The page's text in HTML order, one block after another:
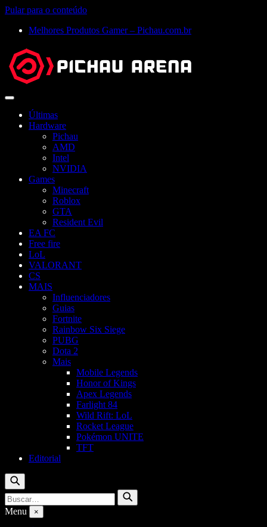
Pular para o conteúdo
Melhores Produtos Gamer – Pichau.com.br
Abrir
Últimas
Hardware
Pichau
AMD
Intel
NVIDIA
Games
Minecraft
Roblox
GTA
Resident Evil
EA FC
Free fire
LoL
VALORANT
CS
MAIS
Influenciadores
Guias
Fortnite
Rainbow Six Siege
PUBG
Dota 2
Mais
Mobile Legends
Honor of Kings
Apex Legends
Farlight 84
Wild Rift: LoL
Rocket League
Pokémon UNITE
TFT
Editorial
Buscar
Buscar
por:
Buscar
Menu ×